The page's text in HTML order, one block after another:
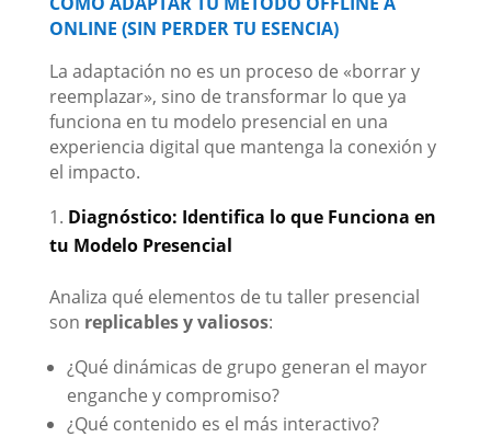
ONLINE (SIN PERDER TU ESENCIA)
La adaptación no es un proceso de «borrar y
reemplazar», sino de transformar lo que ya
funciona en tu modelo presencial en una
experiencia digital que mantenga la conexión y
el impacto.
Diagnóstico: Identifica lo que Funciona en
tu Modelo Presencial
Analiza qué elementos de tu taller presencial
son replicables y valiosos:
¿Qué dinámicas de grupo generan el mayor
enganche y compromiso?
¿Qué contenido es el más interactivo?